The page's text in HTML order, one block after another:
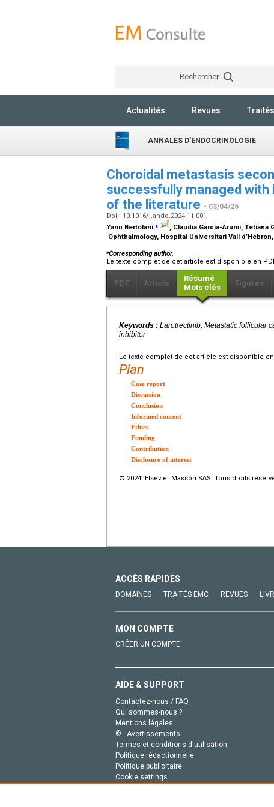
Rechercher
Actualités Revues
ANNALES D'ENDOCRINOLOGIE
Choroidal metastasis
successfully managed
of the literature - 03/04/25
Doi : 10.1016/j.ando.2024.11.001
Yann Bertolani ⁎
, Claudia García-Arumí, Tetiana
Ophthalmology, Hospital Universitari Vall
⁎Corresponding author.
Le texte complet de cet article est disponible en
PDF Article
Résumé
Mots clés
Figures
Keywords : Larotrectinib, Metastatic follicular
inhibitor
Le texte complet de cet article est disponible en
Plan
Case report
Discussion
Conclusion
Informed consent
Ethics
Funding
Contribution
Disclosure of interest
© 2024 Elsevier Masson SAS. Tous droits
ACCÈS RAPIDES
DOMAINES TRAITÉS EMC REVUES
MON COMPTE
CRÉER UN COMPTE
AIDE & SUPPORT
Contactez-nous / FAQ
Qui sommes-nous ?
Mentions légales
© - Avertissements
Termes et conditions d'utilisation
Politique rédactionnelle
Politique publicitaire
Cookie settings